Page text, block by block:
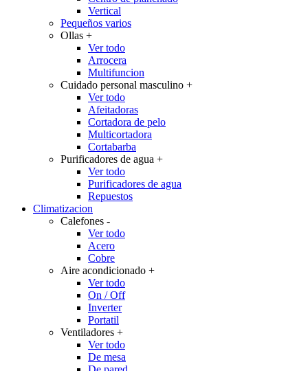
Vertical
Pequeños varios
Ollas +
Ver todo
Arrocera
Multifuncion
Cuidado personal masculino +
Ver todo
Afeitadoras
Cortadora de pelo
Multicortadora
Cortabarba
Purificadores de agua +
Ver todo
Purificadores de agua
Repuestos
Climatizacion
Calefones -
Ver todo
Acero
Cobre
Aire acondicionado +
Ver todo
On / Off
Inverter
Portatil
Ventiladores +
Ver todo
De mesa